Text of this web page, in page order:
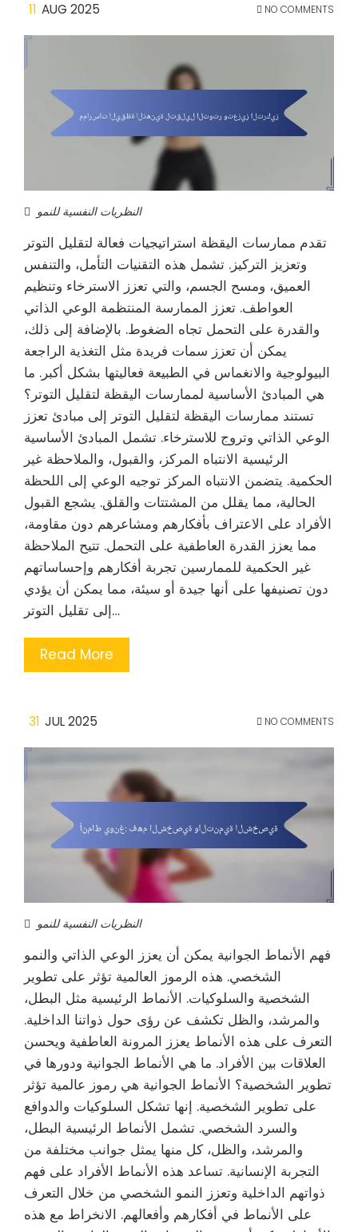
11 AUG 2025 NO COMMENTS
النظريات النفسية للنمو
تقدم ممارسات اليقظة استراتيجيات فعالة لتقليل التوتر
وتعزيز التركيز. تشمل هذه التقنيات التأمل، والتنفس
العميق، ومسح الجسم، والتي تعزز الاسترخاء وتنظيم
العواطف. تعزز الممارسة المنتظمة الوعي الذاتي
والقدرة على التحمل تجاه الضغوط. بالإضافة إلى ذلك،
يمكن أن تعزز سمات فريدة مثل التغذية الراجعة
البيولوجية والانغماس في الطبيعة فعاليتها بشكل أكبر. ما
هي المبادئ الأساسية لممارسات اليقظة لتقليل التوتر؟
تستند ممارسات اليقظة لتقليل التوتر إلى مبادئ تعزز
الوعي الذاتي وتروج للاسترخاء. تشمل المبادئ الأساسية
الرئيسية الانتباه المركز، والقبول، والملاحظة غير
الحكمية. يتضمن الانتباه المركز توجيه الوعي إلى اللحظة
الحالية، مما يقلل من المشتتات والقلق. يشجع القبول
الأفراد على الاعتراف بأفكارهم ومشاعرهم دون مقاومة،
مما يعزز القدرة العاطفية على التحمل. تتيح الملاحظة
غير الحكمية للممارسين تجربة أفكارهم وإحساساتهم
دون تصنيفها على أنها جيدة أو سيئة، مما يمكن أن يؤدي
إلى تقليل التوتر…
Read More
31 JUL 2025 NO COMMENTS
النظريات النفسية للنمو
فهم الأنماط الجوانية يمكن أن يعزز الوعي الذاتي والنمو
الشخصي. هذه الرموز العالمية تؤثر على تطوير
الشخصية والسلوكيات. الأنماط الرئيسية مثل البطل،
والمرشد، والظل تكشف عن رؤى حول ذواتنا الداخلية.
التعرف على هذه الأنماط يعزز المرونة العاطفية ويحسن
العلاقات بين الأفراد. ما هي الأنماط الجوانية ودورها في
تطوير الشخصية؟ الأنماط الجوانية هي رموز عالمية تؤثر
على تطوير الشخصية. إنها تشكل السلوكيات والدوافع
والسرد الشخصي. تشمل الأنماط الرئيسية البطل،
والمرشد، والظل، كل منها يمثل جوانب مختلفة من
التجربة الإنسانية. تساعد هذه الأنماط الأفراد على فهم
ذواتهم الداخلية وتعزز النمو الشخصي من خلال التعرف
على الأنماط في أفكارهم وأفعالهم. الانخراط مع هذه